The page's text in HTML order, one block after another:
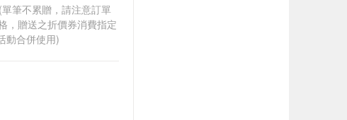
筆不累贈，請注意訂單
，贈送之折價券消費指定
動合併使用)